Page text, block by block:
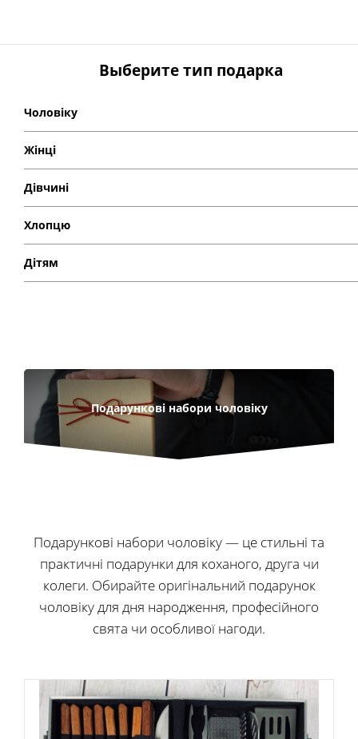
Зміст
Выберите тип подарка
Чоловіку
Жінці
Дівчині
Хлопцю
Дітям
Подарункові набори чоловіку
Подарункові набори чоловіку — це стильні та
практичні подарунки для коханого, друга чи
колеги. Обирайте оригінальний подарунок
чоловіку для дня народження, професійного
свята чи особливої нагоди.